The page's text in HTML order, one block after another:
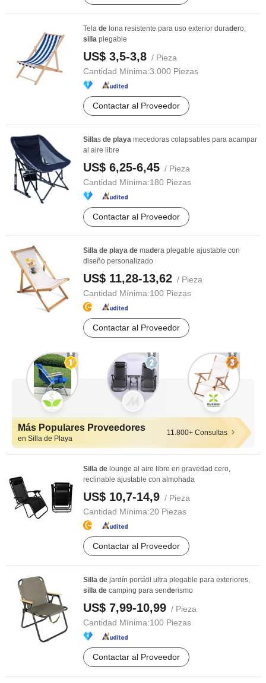
Tela de lona resistente para uso exterior duradero,
silla plegable
US$ 3,5-3,8 / Pieza
Cantidad Mínima:3.000 Piezas
Contactar al Proveedor
Sillas de playa mecedoras colapsables para acampar
al aire libre
US$ 6,25-6,45 / Pieza
Cantidad Mínima:180 Piezas
Contactar al Proveedor
Silla de playa de madera plegable ajustable con
diseño personalizado
US$ 11,28-13,62 / Pieza
Cantidad Mínima:100 Piezas
Contactar al Proveedor
Más Populares Proveedores
en Silla de Playa
11.800+ Consultas
Silla de lounge al aire libre en gravedad cero,
reclinable ajustable con almohada
US$ 10,7-14,9 / Pieza
Cantidad Mínima:20 Piezas
Contactar al Proveedor
Silla de jardín portátil ultra plegable para exteriores,
silla de camping para senderismo
US$ 7,99-10,99 / Pieza
Cantidad Mínima:100 Piezas
Contactar al Proveedor